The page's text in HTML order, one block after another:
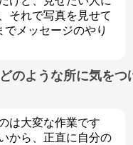
それで写真を見せて
メッセージのやり
のような所に気をつ
は大変な作業です
から、正直に自分の